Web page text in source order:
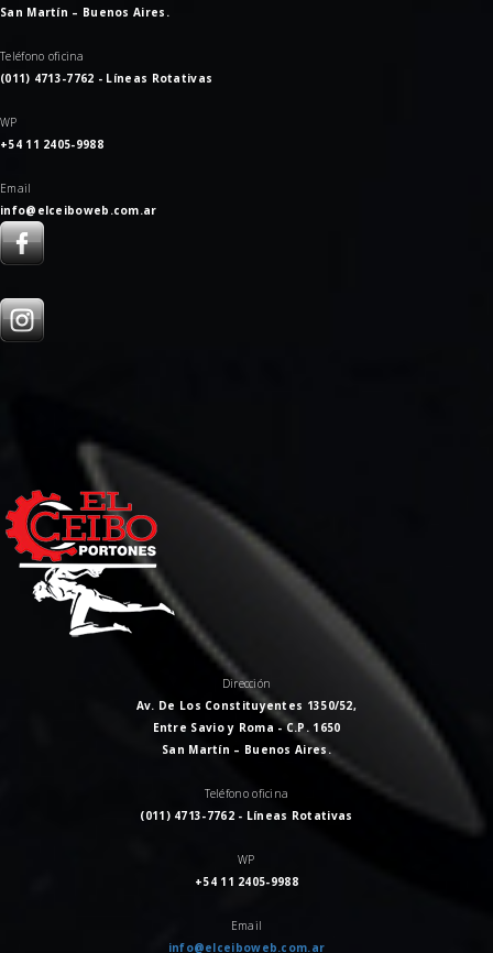
San Martín – Buenos Aires.
Teléfono oficina
(011) 4713-7762 - Líneas Rotativas
WP
+54 11 2405-9988
Email
info@elceiboweb.com.ar
Dirección
Av. De Los Constituyentes 1350/52,
Entre Savio y Roma - C.P. 1650
San Martín – Buenos Aires.
Teléfono oficina
(011) 4713-7762 - Líneas Rotativas
WP
+54 11 2405-9988
Email
info@elceiboweb.com.ar